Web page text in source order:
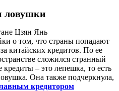
ловушки
Цзян Янь
о том, что страны попадают
китайских кредитов. По ее
сложился странный
кредиты – это лепешка, то есть
Она также подчеркнула,
кредитором